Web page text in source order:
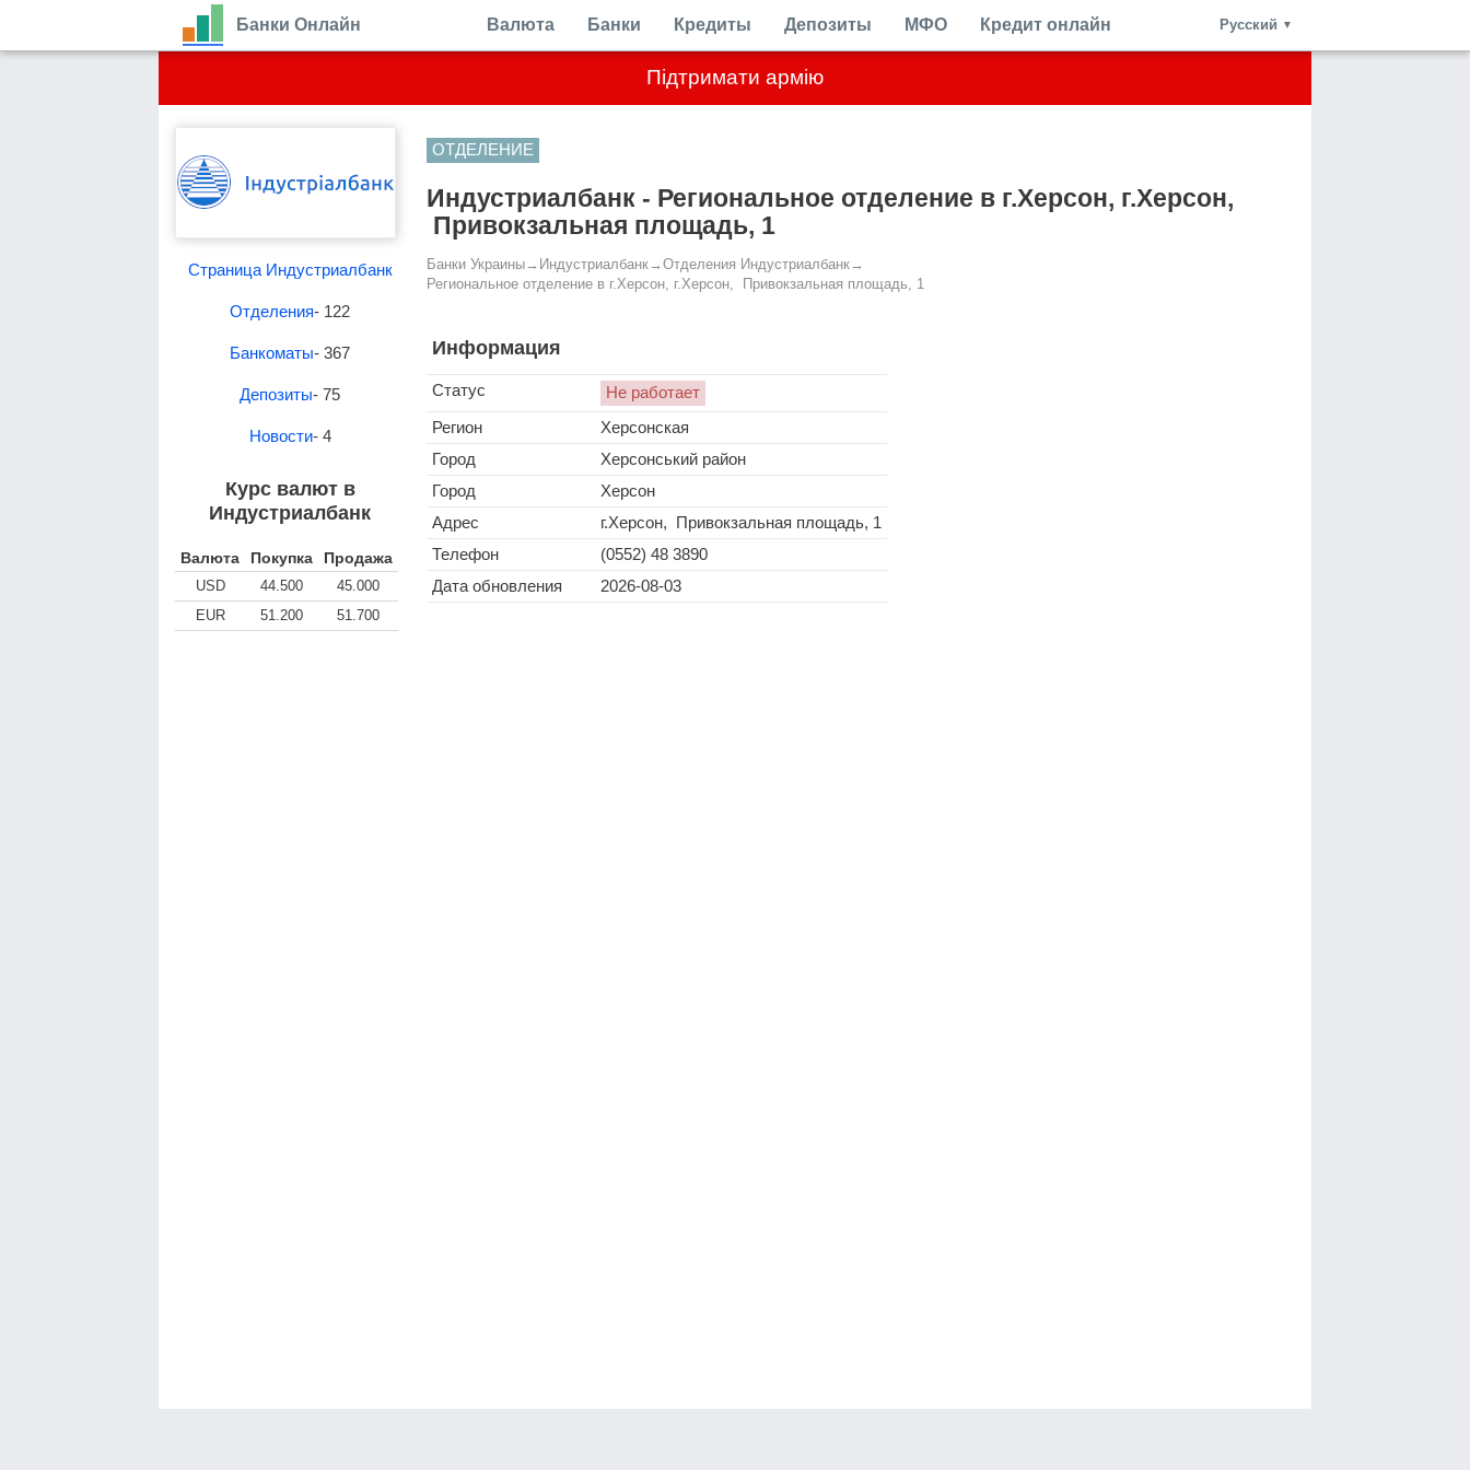
Підтримати армію
Банки Онлайн Валюта Банки Кредиты Депозиты МФО Кредит онлайн Русский ▼
Страница Индустриалбанк
Отделения- 122
Банкоматы- 367
Депозиты- 75
Новости- 4
Курс валют в
Индустриалбанк
Валюта Покупка Продажа
USD 44.500
45.000
EUR
51.200 51.700
ОТДЕЛЕНИЕ
Индустриалбанк - Региональное отделение в г.Херсон, г.Херсон,
Привокзальная площадь, 1
Банки Украины→ Индустриалбанк→ Отделения Индустриалбанк→
Региональное отделение в г.Херсон, г.Херсон, Привокзальная площадь, 1
Информация
Статус
Не работает
Регион
Херсонская
Город
Херсонський район
Город
Херсон
Адрес
г.Херсон, Привокзальная площадь, 1
Телефон
(0552) 48 3890
Дата обновления
2026-08-03